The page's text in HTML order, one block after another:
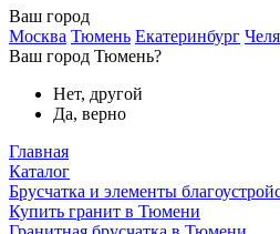
Ваш город
Москва Тюмень Екатеринбург
Ваш город Тюмень?
Нет, другой
Да, верно
Главная
Каталог
Брусчатка и элементы
Купить гранит в Тюмени